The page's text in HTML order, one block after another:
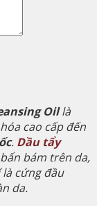
Oillà
cao cấp đến
. Dầu tẩy
bám trên da,
cứng đầu
da.